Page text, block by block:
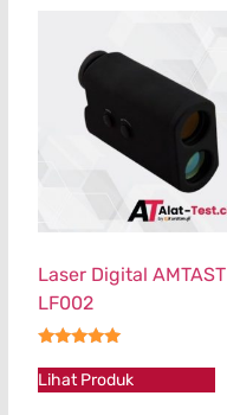
Laser Digital AMTAST
LF002
Lihat Produk